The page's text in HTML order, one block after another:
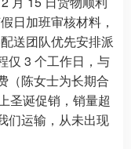
日加班审核材料，
送团队优先安排派
仅 3 个工作日，与
（陈女士为长期合
圣诞促销，销量超
们运输，从未出现